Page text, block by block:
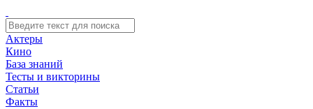
Актеры
Кино
База знаний
Тесты и викторины
Статьи
Факты